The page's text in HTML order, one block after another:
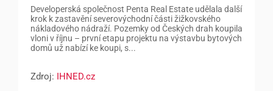
Developerská společnost Penta Real Estate udělala další
krok k zastavění severovýchodní části žižkovského
nákladového nádraží. Pozemky od Českých drah koupila
vloni v říjnu – první etapu projektu na výstavbu bytových
domů už nabízí ke koupi, s...
Zdroj: IHNED.cz